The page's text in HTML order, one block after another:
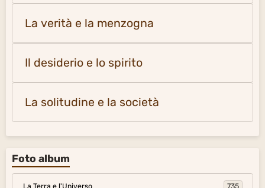
La verità e la menzogna
Il desiderio e lo spirito
La solitudine e la società
Foto album
La Terra e l'Universo 735